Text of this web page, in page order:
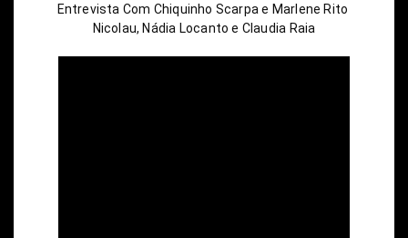
Entrevista Com Chiquinho Scarpa e Marlene Rito
Nicolau, Nádia Locanto e Claudia Raia